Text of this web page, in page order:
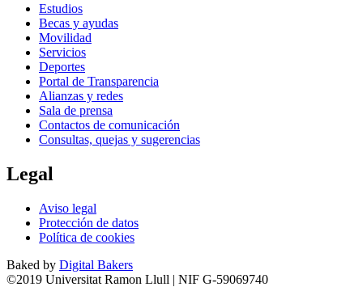
Estudios
Becas y ayudas
Movilidad
Servicios
Deportes
Portal de Transparencia
Alianzas y redes
Sala de prensa
Contactos de comunicación
Consultas, quejas y sugerencias
Legal
Aviso legal
Protección de datos
Política de cookies
Baked by Digital Bakers
©2019 Universitat Ramon Llull | NIF G-59069740